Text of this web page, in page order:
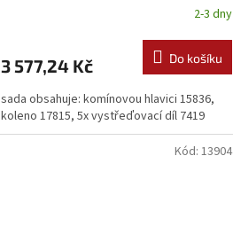
2-3 dny
3 577,24 Kč Do košíku
sada obsahuje: komínovou hlavici 15836,
koleno 17815, 5x vystřeďovací díl 7419
Kód: 13904